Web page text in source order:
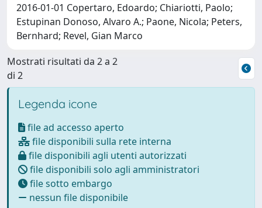
2016-01-01 Copertaro, Edoardo; Chiariotti, Paolo;
Estupinan Donoso, Alvaro A.; Paone, Nicola; Peters,
Bernhard; Revel, Gian Marco
Mostrati risultati da 2 a 2
di 2
Legenda icone
file ad accesso aperto
file disponibili sulla rete interna
file disponibili agli utenti autorizzati
file disponibili solo agli amministratori
file sotto embargo
nessun file disponibile